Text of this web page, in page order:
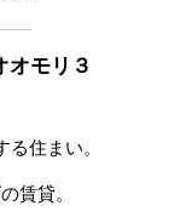
オモリ３
住まい。
賃貸。